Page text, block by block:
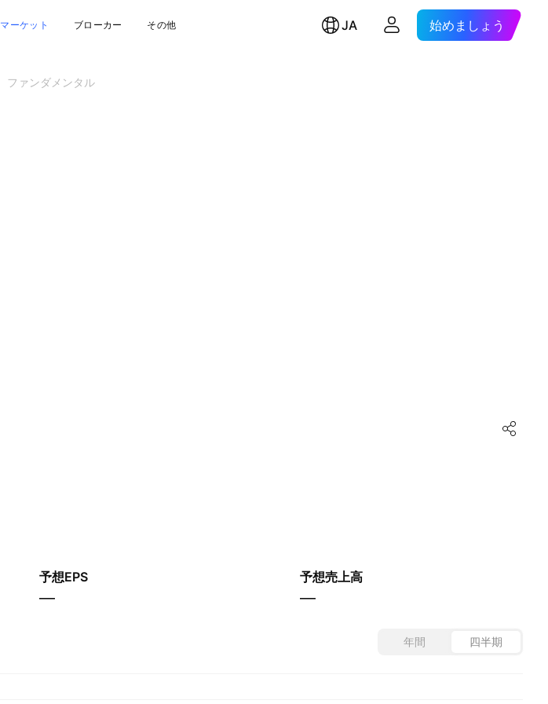
マーケット ブローカー その他 JA 始めましょう
ファンダメンタル
予想EPS
—
予想売上高
—
年間 四半期